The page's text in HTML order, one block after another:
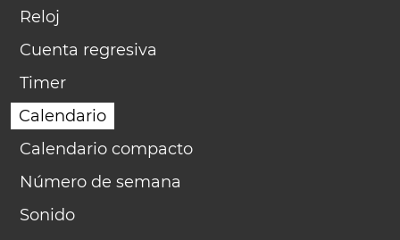
Reloj
Cuenta regresiva
Timer
Calendario
Calendario compacto
Número de semana
Sonido